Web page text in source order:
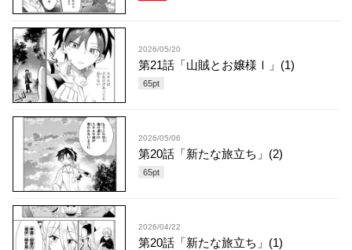
2026/05/20
第21話「山賊とお嬢様Ⅰ」(1)
65pt
2026/05/06
第20話「新たな旅立ち」(2)
65pt
2026/04/22
第20話「新たな旅立ち」(1)